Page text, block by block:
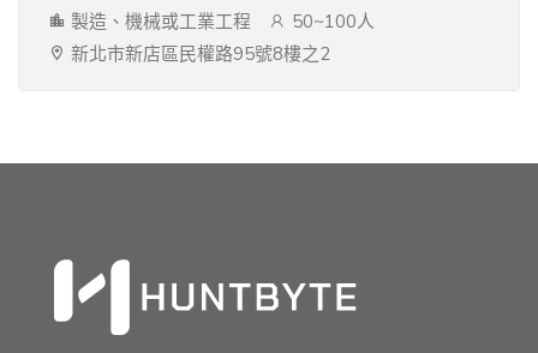
製造、機械或工業工程
50~100人
新北市新店區民權路95號8樓之2